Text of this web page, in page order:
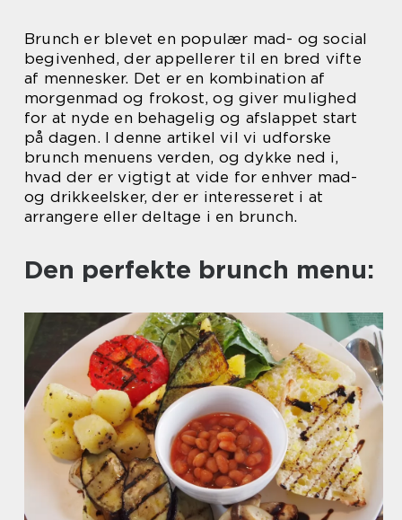
Brunch er blevet en populær mad- og social
begivenhed, der appellerer til en bred vifte
af mennesker. Det er en kombination af
morgenmad og frokost, og giver mulighed
for at nyde en behagelig og afslappet start
på dagen. I denne artikel vil vi udforske
brunch menuens verden, og dykke ned i,
hvad der er vigtigt at vide for enhver mad-
og drikkeelsker, der er interesseret i at
arrangere eller deltage i en brunch.
Den perfekte brunch menu: